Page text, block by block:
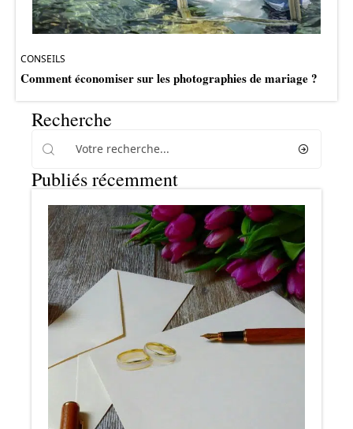
CONSEILS
Comment économiser sur les photographies de mariage ?
Recherche
Publiés récemment